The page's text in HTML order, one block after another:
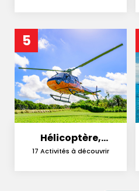
5
Hélicoptère,
Hydravion et
17 Activités à découvrir